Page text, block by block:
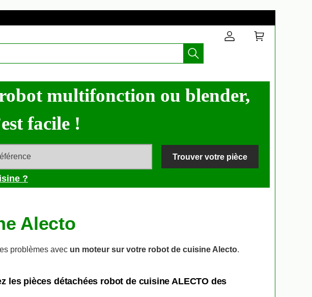
multifonction ou blender,
facile !
Trouver votre pièce
?
Alecto
problèmes avec un moteur sur votre robot de cuisine Alecto.
les pièces détachées robot de cuisine ALECTO des